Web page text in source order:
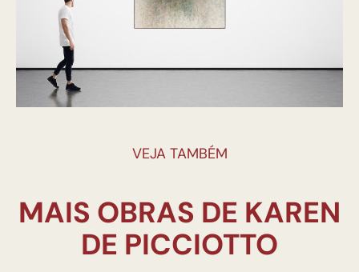
VEJA TAMBÉM
MAIS OBRAS DE KAREN